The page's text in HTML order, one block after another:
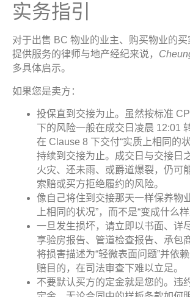
实务指引
对于出售 BC 物业的业主、购买物业的
提供服务的律师与地产经纪来说，
多具体启示。
如果您是卖方：
投保直到交接为止。虽然按标准
下的风险一般在成交日凌晨 12:01
在 Clause 8 下交付“实质上相同的
持续到交接为止。成交日与交接日
火灾、还未雨、或爵道爆裂，仍可
索赔或买方拒绝履约的风险。
像自己将住到交接那天一样保养物
上相同的状况”，而不是“变成什么样
一旦发生损坏，请立即以书面、详
享验房报告、管道检查报告、承包
将损害描述为“轻微表面问题”并依
赔目的，在司法审查下难以立足。
不要默认买方的定金就是您的。违